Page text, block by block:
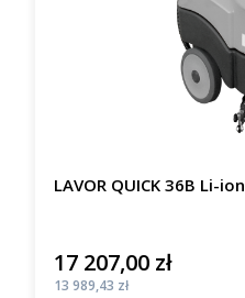
LAVOR QUICK 36B Li-ion
Cena
17 207,00 zł
Cena
13 989,43 zł